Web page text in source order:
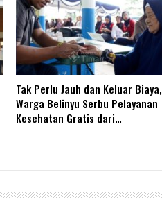
Tak Perlu Jauh dan Keluar Biaya,
Warga Belinyu Serbu Pelayanan
Kesehatan Gratis dari…